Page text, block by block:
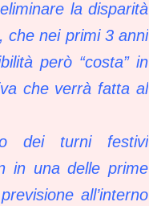
la disparità
che nei primi 3 anni
però “costa” in
che verrà fatta al
dei turni festivi
in una delle prime
all’interno